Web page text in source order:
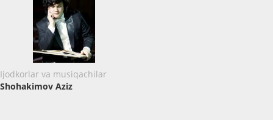
Ijodkorlar va musiqachilar
Shohakimov Aziz